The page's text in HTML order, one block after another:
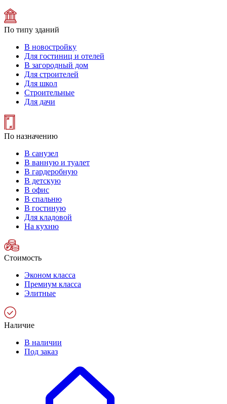
По типу зданий
В новостройку
Для гостиниц и отелей
В загородный дом
Для строителей
Для школ
Строительные
Для дачи
По назначению
В санузел
В ванную и туалет
В гардеробную
В детскую
В офис
В спальню
В гостиную
Для кладовой
На кухню
Стоимость
Эконом класса
Премиум класса
Элитные
Наличие
В наличии
Под заказ